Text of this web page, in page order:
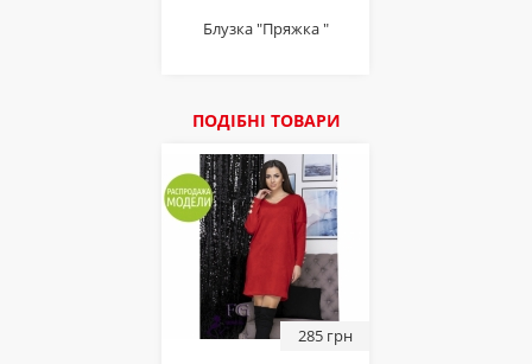
Блузка "Пряжка "
ПОДІБНІ ТОВАРИ
285 грн